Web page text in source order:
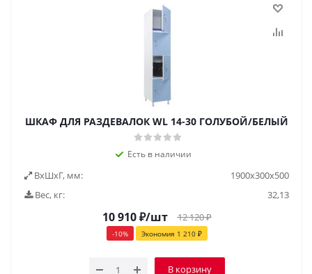
ШКАФ ДЛЯ РАЗДЕВАЛОК WL 14-30 ГОЛУБОЙ/БЕЛЫЙ
Есть в наличии
ВxШxГ, мм:
1900x300x500
Вес, кг:
32,13
10 910₽/шт 12 120₽
-10% Экономия 1 210₽
В корзину